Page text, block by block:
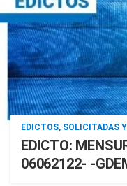
EDICTOS, SOLICITADAS
EDICTO:
06062122- -